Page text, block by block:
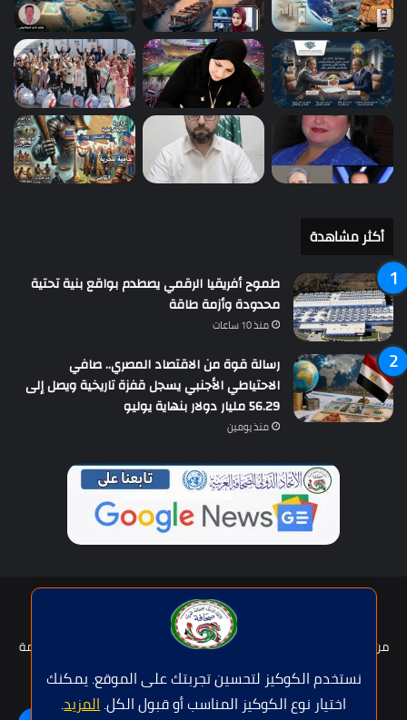
نستخدم الكوكيز لتحسين تجربتك على الموقع. يمكنك
اختيار نوع الكوكيز المناسب أو قبول الكل.المزيد.
أكثر مشاهدة
طموح أفريقيا الرقمي يصطدم بواقع بنية تحتية
محدودة وأزمة طاقة
منذ 10 ساعات
رسالة قوة من الاقتصاد المصري.. صافي
الاحتياطي الأجنبي يسجل قفزة تاريخية ويصل إلى
56.29 مليار دولار بنهاية يوليو
منذ يومين
حقوق النشر © | جميع الحقوق محفوظة للاتحاد الدولى للصحافة العربية
2026
من نحن؟
عضوية الإتحاد سياسة الخصوصية
شروط الخدمة
اتصل بنا
فيسبوكتويتر يوتيوبواتساب